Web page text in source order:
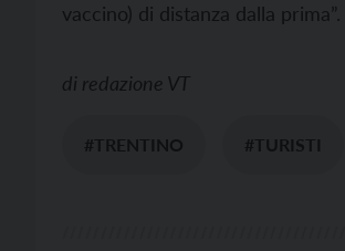
vaccino) di distanza dalla prima”.
di redazione VT
#TRENTINO #TURISTI